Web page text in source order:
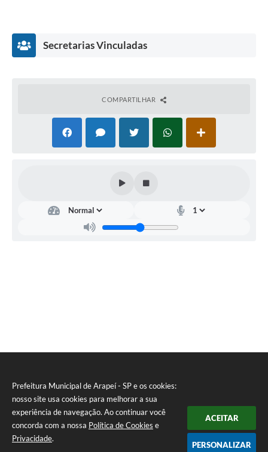
Prefeitura Municipal de Arapeí - SP e os cookies:
nosso site usa cookies para melhorar a sua
experiência de navegação. Ao continuar você
concorda com a nossa Política de Cookies e
Privacidade.
ACEITAR
PERSONALIZAR
Secretarias Vinculadas
tori
s
COMPARTILHAR